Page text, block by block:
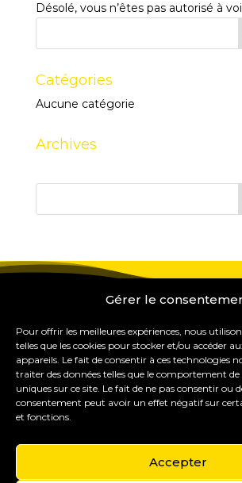
Gérer le
Pour offrir les meilleures expériences, nous
telles que les cookies pour stocker et/ou accéder
appareils. Le fait de consentir à ces technologies
traiter des données telles que le comportement
uniques sur ce site. Le fait de ne pas consentir ou
consentement peut avoir un effet négatif sur
et fonctions.
Accepter
Désolé, vous n’êtes pas autorisé à
Catégories
Aucune catégorie
Archives